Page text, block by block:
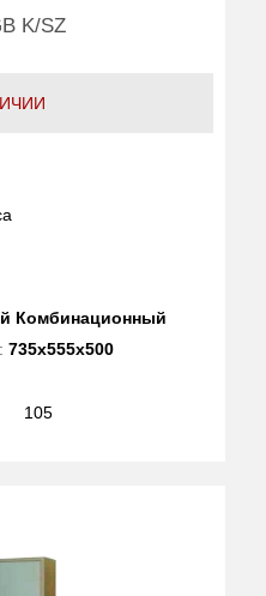
K/SZ
Комбинационный
735x555x500
105